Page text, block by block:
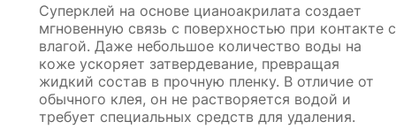
Суперклей на основе цианоакрилата создает
мгновенную связь с поверхностью при контакте с
влагой. Даже небольшое количество воды на
коже ускоряет затвердевание, превращая
жидкий состав в прочную пленку. В отличие от
обычного клея, он не растворяется водой и
требует специальных средств для удаления.